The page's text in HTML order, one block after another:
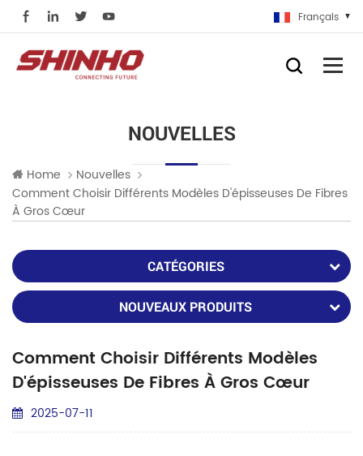
Français
NOUVELLES
Home
Nouvelles
Comment Choisir Différents Modèles D'épisseuses De Fibres
À Gros Cœur
CATÉGORIES
NOUVEAUX PRODUITS
Comment Choisir Différents Modèles
D'épisseuses De Fibres À Gros Cœur
2025-07-11